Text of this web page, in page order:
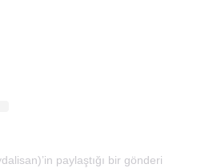
paylaştığı bir gönderi